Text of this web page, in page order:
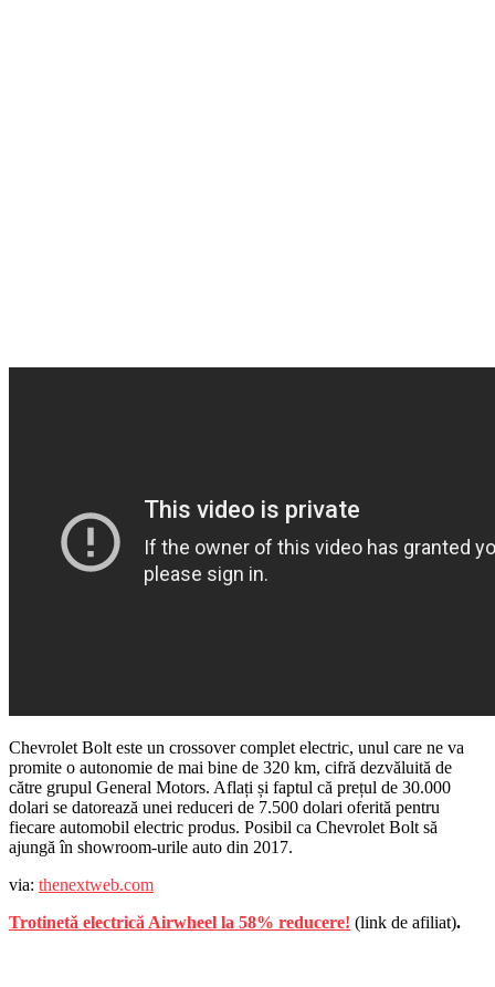
Chevrolet Bolt este un crossover complet electric, unul care ne va
promite o autonomie de mai bine de 320 km, cifră dezvăluită de
către grupul General Motors. Aflați și faptul că prețul de 30.000
dolari se datorează unei reduceri de 7.500 dolari oferită pentru
fiecare automobil electric produs. Posibil ca Chevrolet Bolt să
ajungă în showroom-urile auto din 2017.
via: thenextweb.com
Trotinetă electrică Airwheel la 58% reducere! (link de afiliat).